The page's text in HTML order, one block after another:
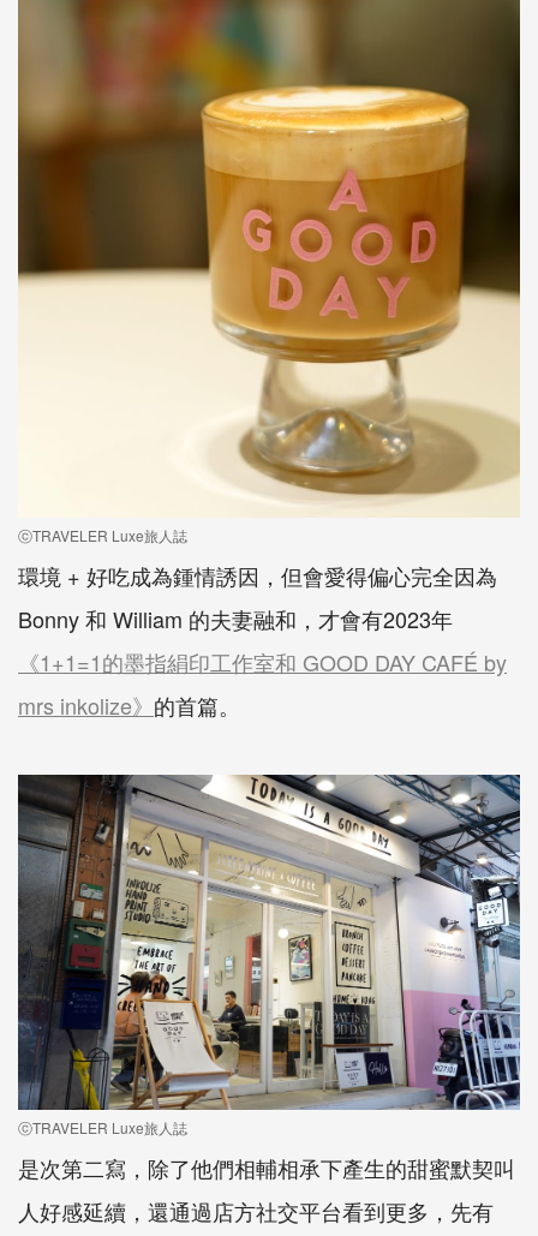
ⓒTRAVELER Luxe旅人誌
環境 + 好吃成為鍾情誘因，但會愛得偏心完全因為
Bonny 和 William 的夫妻融和，才會有2023年
《1+1=1的墨指絹印工作室和 GOOD DAY CAFÉ by
mrs inkolize》 的首篇。
ⓒTRAVELER Luxe旅人誌
是次第二寫，除了他們相輔相承下產生的甜蜜默契叫
人好感延續，還通過店方社交平台看到更多，先有